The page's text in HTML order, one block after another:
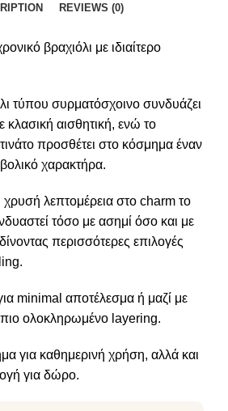
REVIEWS (0)
βραχιόλι με ιδιαίτερο
τύπου συρματόσχοινο συνδυάζει
κλασική αισθητική, ενώ το
προσθέτει στο κόσμημα έναν
χαρακτήρα.
λεπτομέρεια στο charm το
τόσο με ασημί όσο και με
περισσότερες επιλογές
minimal αποτέλεσμα ή μαζί με
πιο ολοκληρωμένο layering.
για καθημερινή χρήση, αλλά και
για δώρο.